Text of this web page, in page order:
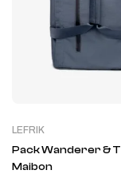
LEFRIK
Pack Wanderer &
Maibon